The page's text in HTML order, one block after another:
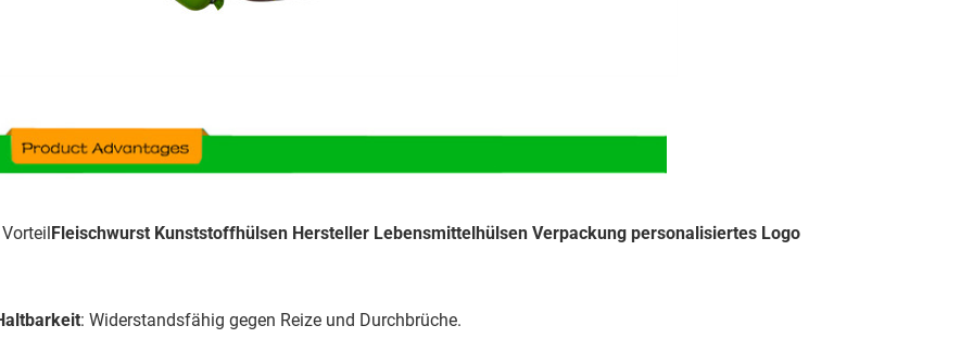
Fleischwurst Kunststoffhülsen Hersteller Lebensmittelhülsen Verpackung personalisiertes Logo
: Widerstandsfähig gegen Reize und Durchbrüche.